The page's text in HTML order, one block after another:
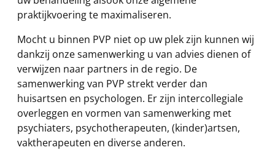
praktijkvoering te maximaliseren.
Mocht u binnen PVP niet op uw plek zijn kunnen wij
dankzij onze samenwerking u van advies dienen of
verwijzen naar partners in de regio. De
samenwerking van PVP strekt verder dan
huisartsen en psychologen. Er zijn intercollegiale
overleggen en vormen van samenwerking met
psychiaters, psychotherapeuten, (kinder)artsen,
vaktherapeuten en diverse anderen.